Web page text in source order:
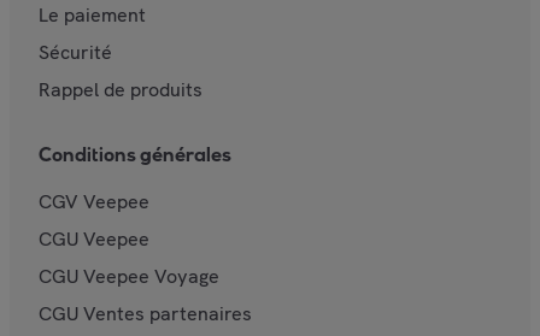
Le paiement
Sécurité
Rappel de produits
Conditions générales
CGV Veepee
CGU Veepee
CGU Veepee Voyage
CGU Ventes partenaires